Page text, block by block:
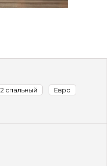
2 спальный
Евро